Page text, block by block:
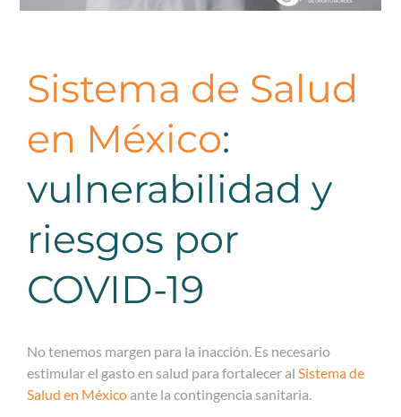
Sistema de Salud
en México:
vulnerabilidad y
riesgos por
COVID-19
No tenemos margen para la inacción. Es necesario
estimular el gasto en salud para fortalecer al Sistema de
Salud en México ante la contingencia sanitaria.